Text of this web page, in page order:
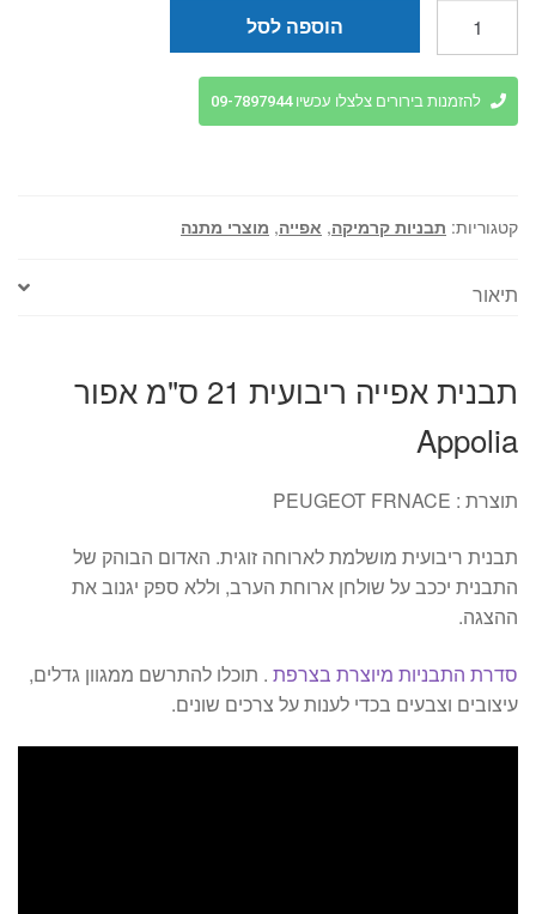
תבנית
אפייה
ריבועית
אפור
הוספה לסל
להזמנות בירורים צלצלו עכשיו 09-7897944
קטגוריות: תבניות קרמיקה, אפייה, מוצרי מתנה
תיאור
תבנית אפייה ריבועית 21 ס"מ אפור
Appolia
תוצרת : PEUGEOT FRNACE
תבנית ריבועית מושלמת לארוחה זוגית. האדום הבוהק של
התבנית יככב על שולחן ארוחת הערב, וללא ספק יגנוב את
ההצגה.
סדרת התבניות מיוצרת בצרפת . תוכלו להתרשם ממגוון גדלים,
עיצובים וצבעים בכדי לענות על צרכים שונים.